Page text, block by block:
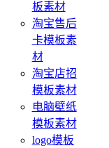
板素材
淘宝售后
卡模板素
材
淘宝店招
模板素材
电脑壁纸
模板素材
logo模板